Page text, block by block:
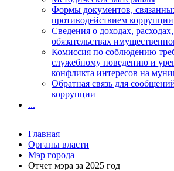
Формы документов,
противодействием коррупции
Сведения о доходах,
обязательствах
Комиссия по соблюдению
служебному поведению и
конфликта интересов на
Обратная связь для
коррупции
...
Главная
Органы власти
Мэр города
Отчет мэра за 2025 год